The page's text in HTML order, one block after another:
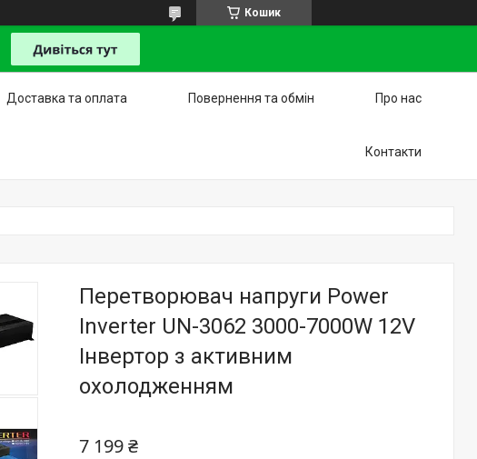
Кошик
Доставка та оплата Повернення та обмін Про нас
Контакти
Перетворювач напруги Power
Inverter​​​​​​​ UN-3062 3000-7000W 12V
Інвертор з активним
охолодженням
7 199 ₴